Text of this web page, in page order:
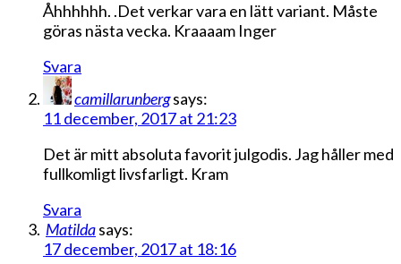
Åhhhhhh. .Det verkar vara en lätt variant. Måste
göras nästa vecka. Kraaaam Inger
Svara
camillarunbergsays:
11 december, 2017 at 21:23
Det är mitt absoluta favorit julgodis. Jag håller med
fullkomligt livsfarligt. Kram
Svara
Matildasays:
17 december, 2017 at 18:16